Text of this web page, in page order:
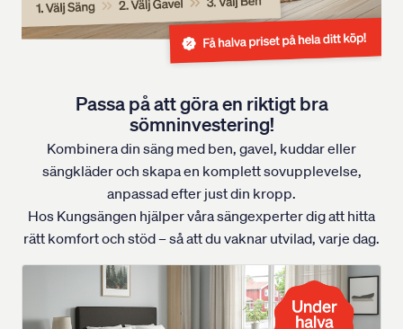
Passa på att göra en riktigt bra
sömninvestering!
Kombinera din säng med ben, gavel, kuddar eller
sängkläder och skapa en komplett sovupplevelse,
anpassad efter just din kropp.
Hos Kungsängen hjälper våra sängexperter dig att hitta
rätt komfort och stöd – så att du vaknar utvilad, varje dag.